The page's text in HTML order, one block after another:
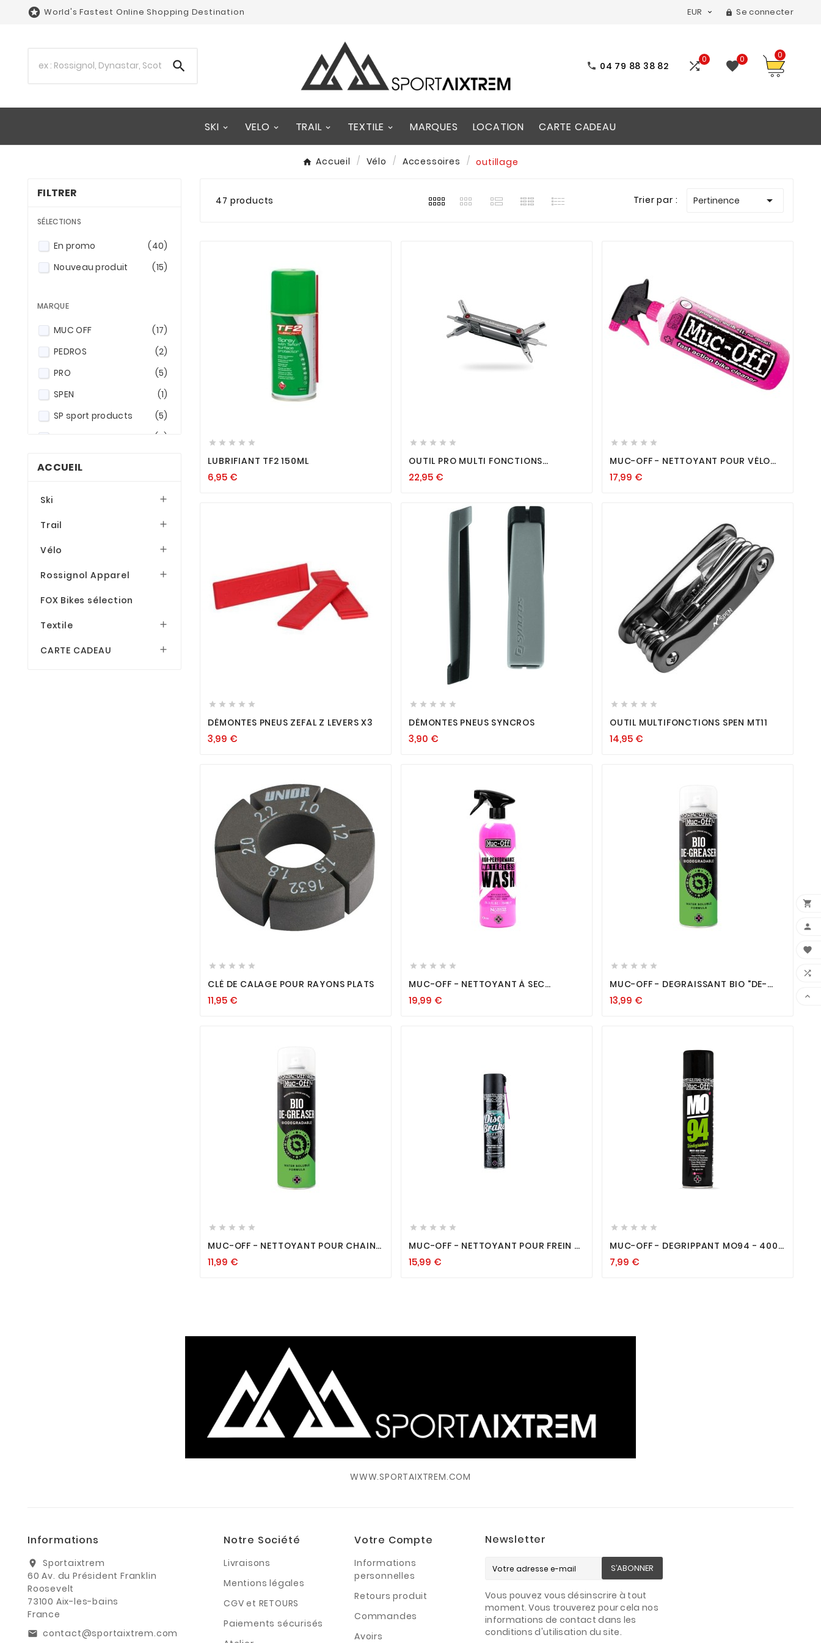
 World's Fastest Online Shopping Destination EUR   Se connecter
  04 79 88 38 82 0 0 0
SKI VELO TRAIL TEXTILE MARQUES LOCATION CARTE CADEAU
Accueil Vélo Accessoires outillage
FILTRER
SÉLECTIONS
En promo
(40)
Nouveau produit
(15)
MARQUE
MUC OFF
(17)
PEDROS
(2)
PRO
(5)
SPEN
(1)
SP sport products
(5)
(9)
(2)
ACCUEIL
Ski 
Trail 
Vélo 
Rossignol Apparel 
FOX Bikes sélection
Textile 
CARTE CADEAU 
47 products Trier par : Pertinence 
    
LUBRIFIANT TF2 150ML
6,95€
    
OUTIL PRO MULTI FONCTIONS
22,95€
    
MUC-OFF - NETTOYANT POUR VÉLO
17,99€
    
DÉMONTES PNEUS ZEFAL Z LEVERS X3
3,99€

    
DÉMONTES PNEUS SYNCROS
3,90€
    
OUTIL MULTIFONCTIONS SPEN MT11
14,95€
    
CLÉ DE CALAGE POUR RAYONS PLATS
11,95€
    
MUC-OFF - NETTOYANT À SEC
19,99€
    
MUC-OFF - DEGRAISSANT BIO "DE-
13,99€
    
MUC-OFF - NETTOYANT POUR CHAINE
11,99€
    
MUC-OFF - NETTOYANT POUR FREIN A
15,99€
    
MUC-OFF - DEGRIPPANT MO94 - 400-
7,99€
WWW.SPORTAIXTREM.COM
Informations
location_on
Sportaixtrem
60 Av. du Président Franklin
Roosevelt
73100 Aix-les-bains
France
email contact@sportaixtrem.com
Notre Société
Livraisons
Mentions légales
CGV et RETOURS
Paiements sécurisés
Votre Compte
Informations
personnelles
Retours produit
Commandes
Avoirs
Newsletter
S’ABONNER
Vous pouvez vous désinscrire à tout
moment. Vous trouverez pour cela nos
informations de contact dans les
conditions d'utilisation du site.




